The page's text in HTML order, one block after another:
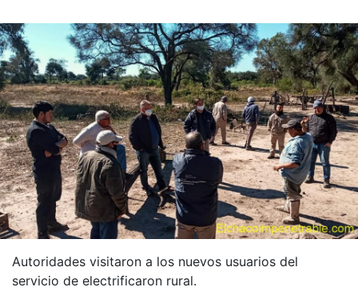
Autoridades visitaron a los nuevos usuarios del
servicio de electrificaron rural.